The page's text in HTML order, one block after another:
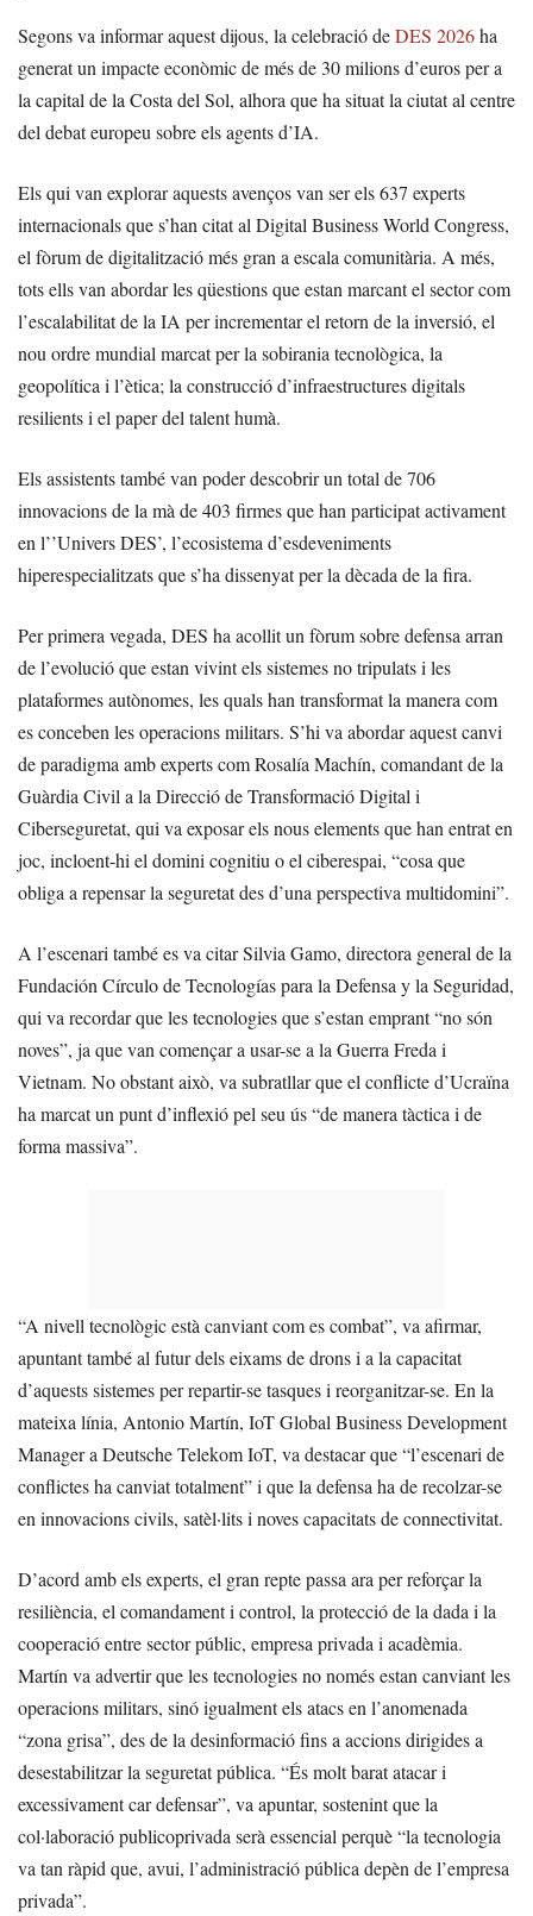
Segons va informar aquest dijous, la celebració deDES 2026ha
generat un impacte econòmic de més de 30 milions d’euros per a
la capital de la Costa del Sol, alhora que ha situat la ciutat al centre
del debat europeu sobre els agents d’IA.
Els qui van explorar aquests avenços van ser els 637 experts
internacionals que s’han citat al Digital Business World Congress,
el fòrum de digitalització més gran a escala comunitària. A més,
tots ells van abordar les qüestions que estan marcant el sector com
l’escalabilitat de la IA per incrementar el retorn de la inversió, el
nou ordre mundial marcat per la sobirania tecnològica, la
geopolítica i l’ètica; la construcció d’infraestructures digitals
resilients i el paper del talent humà.
Els assistents també van poder descobrir un total de 706
innovacions de la mà de 403 firmes que han participat activament
en l’’Univers DES’, l’ecosistema d’esdeveniments
hiperespecialitzats que s’ha dissenyat per la dècada de la fira.
Per primera vegada, DES ha acollit un fòrum sobre defensa arran
de l’evolució que estan vivint els sistemes no tripulats i les
plataformes autònomes, les quals han transformat la manera com
es conceben les operacions militars. S’hi va abordar aquest canvi
de paradigma amb experts com Rosalía Machín, comandant de la
Guàrdia Civil a la Direcció de Transformació Digital i
Ciberseguretat, qui va exposar els nous elements que han entrat en
joc, incloent-hi el domini cognitiu o el ciberespai, “cosa que
obliga a repensar la seguretat des d’una perspectiva multidomini”.
A l’escenari també es va citar Silvia Gamo, directora general de la
Fundación Círculo de Tecnologías para la Defensa y la Seguridad,
qui va recordar que les tecnologies que s’estan emprant “no són
noves”, ja que van començar a usar-se a la Guerra Freda i
Vietnam. No obstant això, va subratllar que el conflicte d’Ucraïna
ha marcat un punt d’inflexió pel seu ús “de manera tàctica i de
forma massiva”.
“A nivell tecnològic està canviant com es combat”, va afirmar,
apuntant també al futur dels eixams de drons i a la capacitat
d’aquests sistemes per repartir-se tasques i reorganitzar-se. En la
mateixa línia, Antonio Martín, IoT Global Business Development
Manager a Deutsche Telekom IoT, va destacar que “l’escenari de
conflictes ha canviat totalment” i que la defensa ha de recolzar-se
en innovacions civils, satèl·lits i noves capacitats de connectivitat.
D’acord amb els experts, el gran repte passa ara per reforçar la
resiliència, el comandament i control, la protecció de la dada i la
cooperació entre sector públic, empresa privada i acadèmia.
Martín va advertir que les tecnologies no només estan canviant les
operacions militars, sinó igualment els atacs en l’anomenada
“zona grisa”, des de la desinformació fins a accions dirigides a
desestabilitzar la seguretat pública. “És molt barat atacar i
excessivament car defensar”, va apuntar, sostenint que la
col·laboració publicoprivada serà essencial perquè “la tecnologia
va tan ràpid que, avui, l’administració pública depèn de l’empresa
privada”.